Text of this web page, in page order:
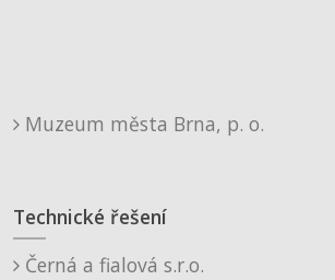
Muzeum města Brna, p. o.
Technické řešení
Černá a fialová s.r.o.